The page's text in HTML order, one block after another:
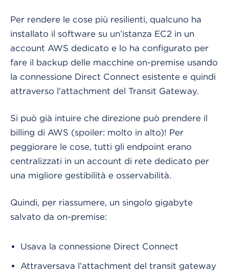
Per rendere le cose più resilienti, qualcuno ha
installato il software su un’istanza EC2 in un
account AWS dedicato e lo ha configurato per
fare il backup delle macchine on-premise usando
la connessione Direct Connect esistente e quindi
attraverso l’attachment del Transit Gateway.
Si può già intuire che direzione può prendere il
billing di AWS (spoiler: molto in alto)! Per
peggiorare le cose, tutti gli endpoint erano
centralizzati in un account di rete dedicato per
una migliore gestibilità e osservabilità.
Quindi, per riassumere, un singolo gigabyte
salvato da on-premise:
Usava la connessione Direct Connect
Attraversava l’attachment del transit gateway